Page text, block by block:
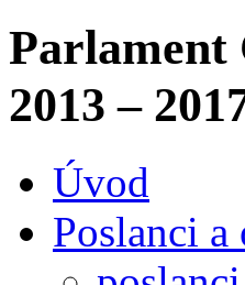
Parlament
2013 –
Úvod
Poslanci a